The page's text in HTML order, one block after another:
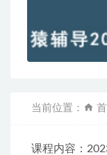
当前位置：
课程内容：